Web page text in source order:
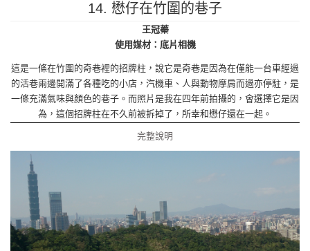
14. 懋仔在竹圍的巷子
王冠蓁
使用媒材：底片相機
這是一條在竹圍的奇巷裡的招牌柱，說它是奇巷是因為在僅能一台車經過
的活巷兩邊開滿了各種吃的小店，汽機車、人與動物摩肩而過亦停駐，是
一條充滿氣味與顏色的巷子。而照片是我在四年前拍攝的，會選擇它是因
為，這個招牌柱在不久前被拆掉了，所幸和懋仔還在一起。